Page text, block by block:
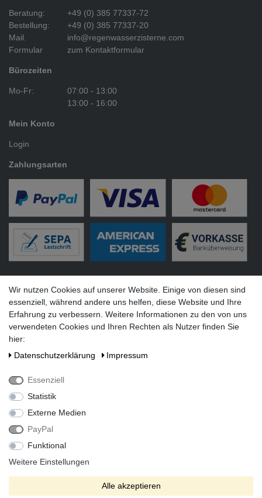
Beratung:
+49 (0) 385 77337-72
Bestellung:
+49 (0) 385 77337-20
Mail.
info@regenwasserzisterne.com
Formular
zum Kontaktformular
Bürozeiten
Mo-Fr:
07:00 - 13:00
13:00 - 16:00
Mein Konto
Login
Zahlungsarten
Social Media
Alle Preise inkl. gesetzlicher Mehrwertsteuer zzgl. Versandkosten
bei Lieferung ins Ausland.
* Die verkauften Stückzahlen beziehen sich auf Verkäufe in
unseren Shops und Marktplätzen.
Wir nutzen Cookies auf unserer Website. Einige von diesen sind
essenziell, während andere uns helfen, diese Website und Ihre
Erfahrung zu verbessern. Weitere Informationen zu den von uns
verwendeten Cookies und Ihren Rechten als Nutzer finden Sie
hier:
Daten­schutz­erklärung
Impressum
Essenziell
Statistik
Externe Medien
PayPal
Funktional
Weitere Einstellungen
Alle akzeptieren